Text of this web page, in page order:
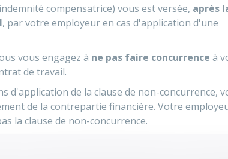
compensatrice) vous est versée, après
, par votre employeur en cas d'application d'une
vous engagez à ne pas faire concurrence à
de travail.
d'application de la clause de non-concurrence,
de la contrepartie financière. Votre
la clause de non-concurrence.